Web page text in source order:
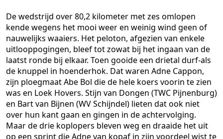
De wedstrijd over 80,2 kilometer met zes omlopen
kende wegens het mooi weer en weinig wind geen of
nauwelijks waaiers. Het peloton, afgezien van enkele
uitlooppogingen, bleef tot zowat bij het ingaan van de
laatst ronde bij elkaar. Toen gooide een drietal durf-als
de knuppel in hoenderhok. Dat waren Adne Cappon,
zijn ploegmaat Abe Bol die de hele koers voorin te zien
was en Loek Hovers. Stijn van Dongen (TWC Pijnenburg)
en Bart van Bijnen (WV Schijndel) lieten dat ook niet
over hun kant gaan en gingen in de achtervolging.
Maar de drie koplopers bleven weg en draaide het uit
op een sprint die Adne van kopaf in zijn voordeel wist te